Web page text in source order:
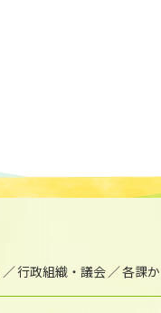
行政組織・議会 各課